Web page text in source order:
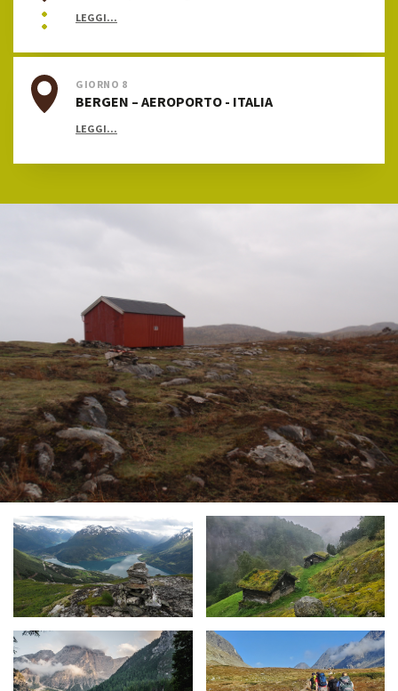
LEGGI...
GIORNO 8
BERGEN – AEROPORTO - ITALIA
LEGGI...